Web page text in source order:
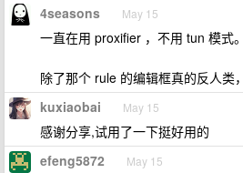
4seasons May 15
一直在用 proxifier ，不用 tun 模式。
除了那个 rule 的编辑框真的反人类
kuxiaobai May 15
感谢分享,试用了一下挺好用的
efeng5872 May 15